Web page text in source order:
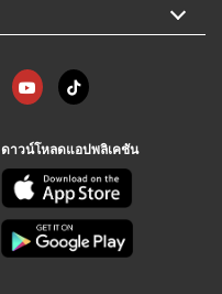
ดาวน์โหลดแอปพลิเคชัน